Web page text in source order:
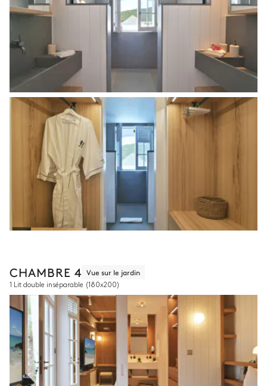
CHAMBRE 4 Vue sur le jardin
1 Lit double inséparable (180x200)